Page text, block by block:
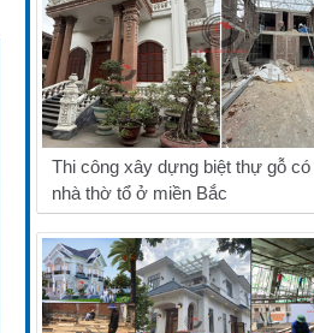
Thi công xây dựng biệt thự gỗ có
nhà thờ tổ ở miền Bắc